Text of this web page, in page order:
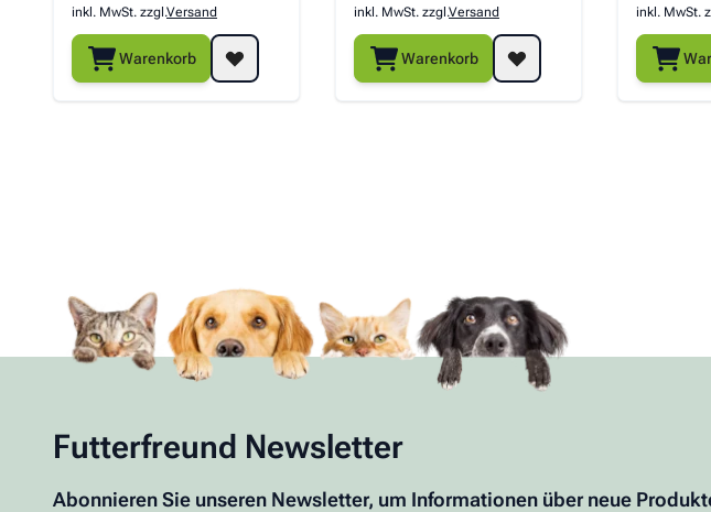
inkl. MwSt. zzgl.Versand
Warenkorb
inkl. MwSt. zzgl.Versand
Warenkorb
inkl. MwSt.
Futterfreund Newsletter
Abonnieren Sie unseren Newsletter, um Informationen über neue